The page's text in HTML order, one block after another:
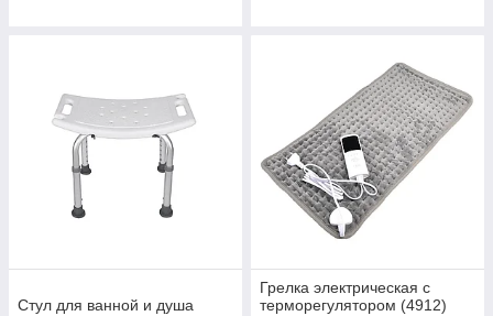
Стул для ванной и душа
Грелка электрическая с
терморегулятором (4912)